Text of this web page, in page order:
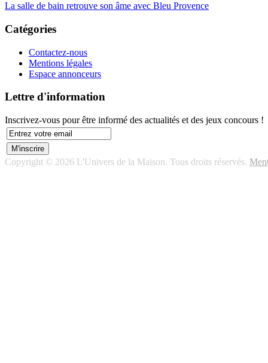
La salle de bain retrouve son âme avec Bleu Provence
Catégories
Contactez-nous
Mentions légales
Espace annonceurs
Lettre d'information
Inscrivez-vous pour être informé des actualités et des jeux concours !
Copyright © 2026 L'Univers de la Maison. Tous droits réservés.